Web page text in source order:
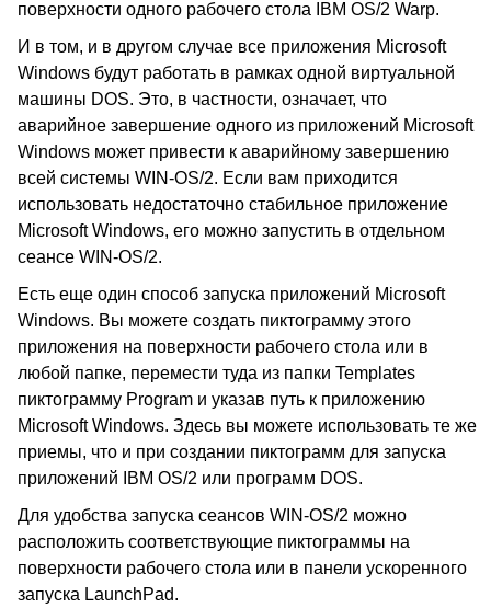
поверхности одного рабочего стола IBM OS/2 Warp.
И в том, и в другом случае все приложения Microsoft
Windows будут работать в рамках одной виртуальной
машины DOS. Это, в частности, означает, что
аварийное завершение одного из приложений Microsoft
Windows может привести к аварийному завершению
всей системы WIN-OS/2. Если вам приходится
использовать недостаточно стабильное приложение
Microsoft Windows, его можно запустить в отдельном
сеансе WIN-OS/2.
Есть еще один способ запуска приложений Microsoft
Windows. Вы можете создать пиктограмму этого
приложения на поверхности рабочего стола или в
любой папке, перемести туда из папки Templates
пиктограмму Program и указав путь к приложению
Microsoft Windows. Здесь вы можете использовать те же
приемы, что и при создании пиктограмм для запуска
приложений IBM OS/2 или программ DOS.
Для удобства запуска сеансов WIN-OS/2 можно
расположить соответствующие пиктограммы на
поверхности рабочего стола или в панели ускоренного
запуска LaunchPad.